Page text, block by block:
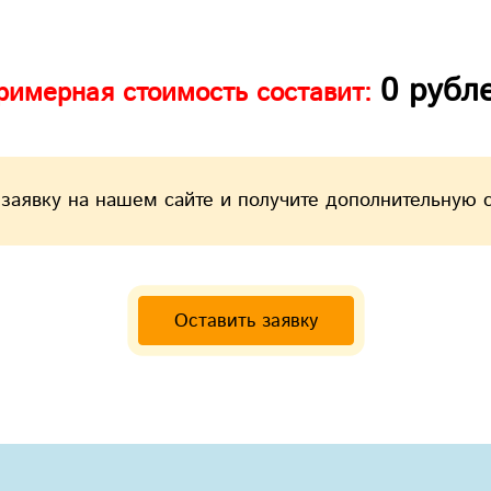
стоимость составит: 0
на нашем сайте и получите дополнительную
Оставить заявку